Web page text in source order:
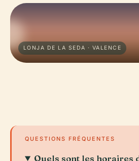
LONJA DE LA SEDA · VALENCE
QUESTIONS FRÉQUENTES
Quels sont les horaires